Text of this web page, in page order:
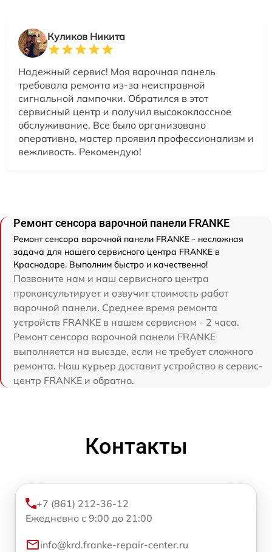
Куликов Никита
Надежный сервис! Моя варочная панель
требовала ремонта из-за неисправной
сигнальной лампочки. Обратился в этот
сервисный центр и получил высококлассное
обслуживание. Все было организовано
оперативно, мастер проявил профессионализм и
вежливость. Рекомендую!
Ремонт сенсора варочной панели FRANKE
Ремонт сенсора варочной панели FRANKE - несложная
задача для нашего сервисного центра FRANKE в
Краснодаре. Выполним быстро и качественно!
Позвоните нам и наш сервисного центра
проконсультирует и озвучит стоимость работ
варочной панели. Среднее время ремонта
устройств FRANKE в нашем сервисном - 2 часа.
Ремонт сенсора варочной панели FRANKE
выполняется на выезде, если не требует сложного
ремонта. Наш курьер доставит устройство в сервис-
центр FRANKE и обратно.
Контакты
+7 (861) 212-36-12
Ежедневно с 9:00 до 21:00
info@krd.franke-repair-center.ru